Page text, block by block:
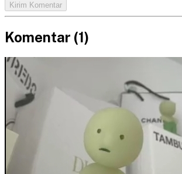
Kirim Komentar
Komentar (1)